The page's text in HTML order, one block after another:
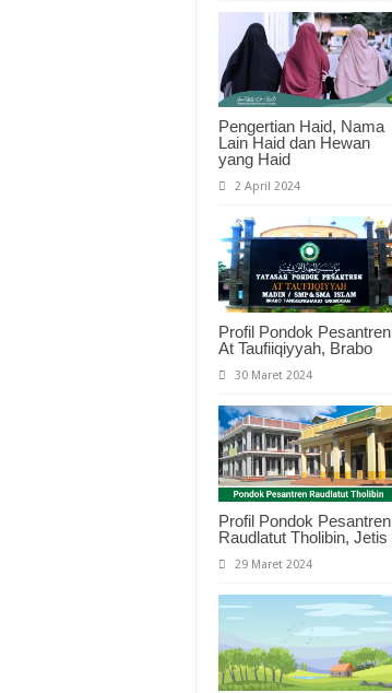
Pengertian Haid, Nama
Lain Haid dan Hewan
yang Haid
2 April 2024
Profil Pondok Pesantren
At Taufiiqiyyah, Brabo
30 Maret 2024
Profil Pondok Pesantren
Raudlatut Tholibin, Jetis
29 Maret 2024